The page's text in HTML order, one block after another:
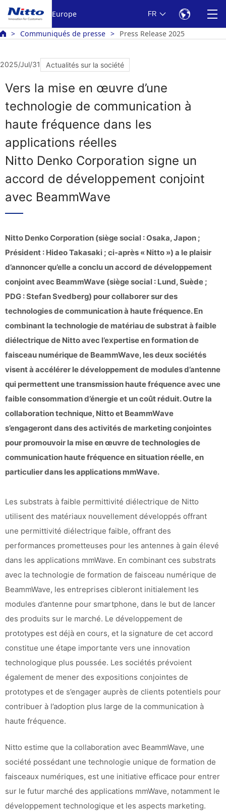
Europe FR
Communiqués de presse Press Release 2025
2025/Jul/31 Actualités sur la société
Vers la mise en œuvre d’une
technologie de communication à
haute fréquence dans les
applications réelles
Nitto Denko Corporation signe un
accord de développement conjoint
avec BeammWave
Nitto Denko Corporation (siège social : Osaka, Japon ;
Président : Hideo Takasaki ; ci-après « Nitto ») a le plaisir
d’annoncer qu’elle a conclu un accord de développement
conjoint avec BeammWave (siège social : Lund, Suède ;
PDG : Stefan Svedberg) pour collaborer sur des
technologies de communication à haute fréquence. En
combinant la technologie de matériau de substrat à faible
diélectrique de Nitto avec l’expertise en formation de
faisceau numérique de BeammWave, les deux sociétés
visent à accélérer le développement de modules d’antenne
qui permettent une transmission haute fréquence avec une
faible consommation d’énergie et un coût réduit. Outre la
collaboration technique, Nitto et BeammWave
s’engageront dans des activités de marketing conjointes
pour promouvoir la mise en œuvre de technologies de
communication haute fréquence en situation réelle, en
particulier dans les applications mmWave.
Les substrats à faible permittivité diélectrique de Nitto
utilisent des matériaux nouvellement développés offrant
une permittivité diélectrique faible, offrant des
performances prometteuses pour les antennes à gain élevé
dans les applications mmWave. En combinant ces substrats
avec la technologie de formation de faisceau numérique de
BeammWave, les entreprises cibleront initialement les
modules d’antenne pour smartphone, dans le but de lancer
des produits sur le marché. Le développement de
prototypes est déjà en cours, et la signature de cet accord
constitue une étape importante vers une innovation
technologique plus poussée. Les sociétés prévoient
également de mener des expositions conjointes de
prototypes et de s’engager auprès de clients potentiels pour
contribuer à l’adoption plus large de la communication à
haute fréquence.
Nitto estime que la collaboration avec BeammWave, une
société possédant une technologie unique de formation de
faisceaux numériques, est une initiative efficace pour entrer
sur le futur marché des applications mmWave, notamment le
développement technologique et les aspects marketing.